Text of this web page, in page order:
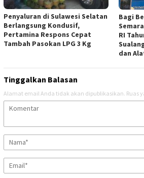
Penyaluran di Sulawesi Selatan
Berlangsung Kondusif,
Pertamina Respons Cepat
Tambah Pasokan LPG 3 Kg
Bagi
RI
dan
Tinggalkan Balasan
Alamat email Anda tidak akan dipublikasikan. Ruas